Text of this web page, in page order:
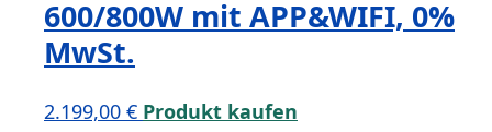
600/800W mit APP&WIFI, 0%
MwSt.
2.199,00 € Produkt kaufen